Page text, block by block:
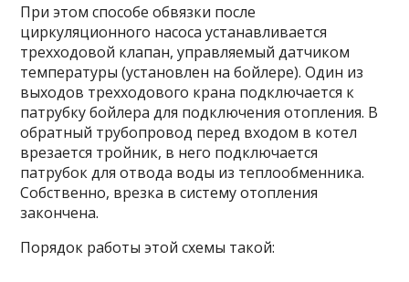
При этом способе обвязки после
циркуляционного насоса устанавливается
трехходовой клапан, управляемый датчиком
температуры (установлен на бойлере). Один из
выходов трехходового крана подключается к
патрубку бойлера для подключения отопления. В
обратный трубопровод перед входом в котел
врезается тройник, в него подключается
патрубок для отвода воды из теплообменника.
Собственно, врезка в систему отопления
закончена.
Порядок работы этой схемы такой: